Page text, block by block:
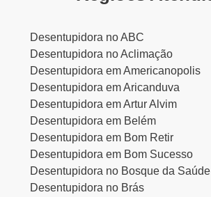
Desentupidora no ABC
Desentupidora no Aclimação
Desentupidora em Americanopolis
Desentupidora em Aricanduva
Desentupidora em Artur Alvim
Desentupidora em Belém
Desentupidora em Bom Retir
Desentupidora em Bom Sucesso
Desentupidora no Bosque da Saúde
Desentupidora no Brás